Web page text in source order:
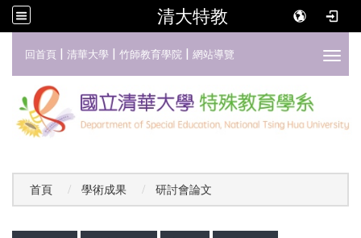
清大特教
回首頁 | 清華大學 | 竹師教育學院 | 網站導覽
首頁 學術成果 研討會論文